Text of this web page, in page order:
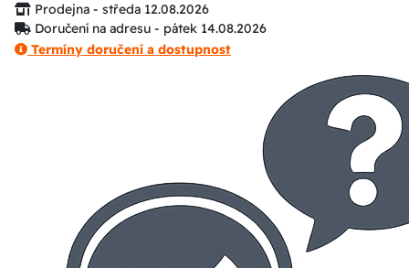
Prodejna - středa 12.08.2026
Doručení na adresu - pátek 14.08.2026
Termíny doručení a dostupnost